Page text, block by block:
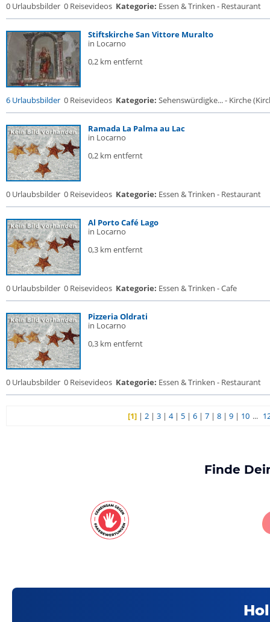
0 Urlaubsbilder 0 Reisevideos Kategorie: Essen & Trinken - Restaurant
Stiftskirche San Vittore Muralto
in Locarno
0,2 km entfernt
6 Urlaubsbilder 0 Reisevideos Kategorie: Sehenswürdigke... - Kirche
Ramada La Palma au Lac
in Locarno
0,2 km entfernt
0 Urlaubsbilder 0 Reisevideos Kategorie: Essen & Trinken - Restaurant
Al Porto Café Lago
in Locarno
0,3 km entfernt
0 Urlaubsbilder 0 Reisevideos Kategorie: Essen & Trinken - Cafe
Pizzeria Oldrati
in Locarno
0,3 km entfernt
0 Urlaubsbilder 0 Reisevideos Kategorie: Essen & Trinken - Restaurant
[1]| 2| 3| 4| 5| 6| 7| 8| 9| 10 ...
Finde